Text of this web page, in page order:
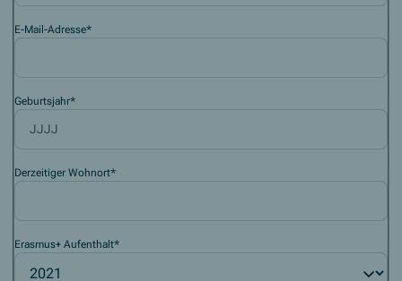
E-Mail-Adresse*
Geburtsjahr*
Derzeitiger Wohnort*
Erasmus+ Aufenthalt*